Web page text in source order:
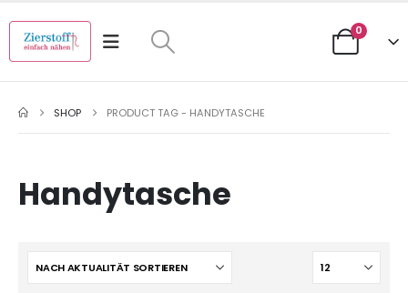
0
SHOP PRODUCT TAG - HANDYTASCHE
Handytasche